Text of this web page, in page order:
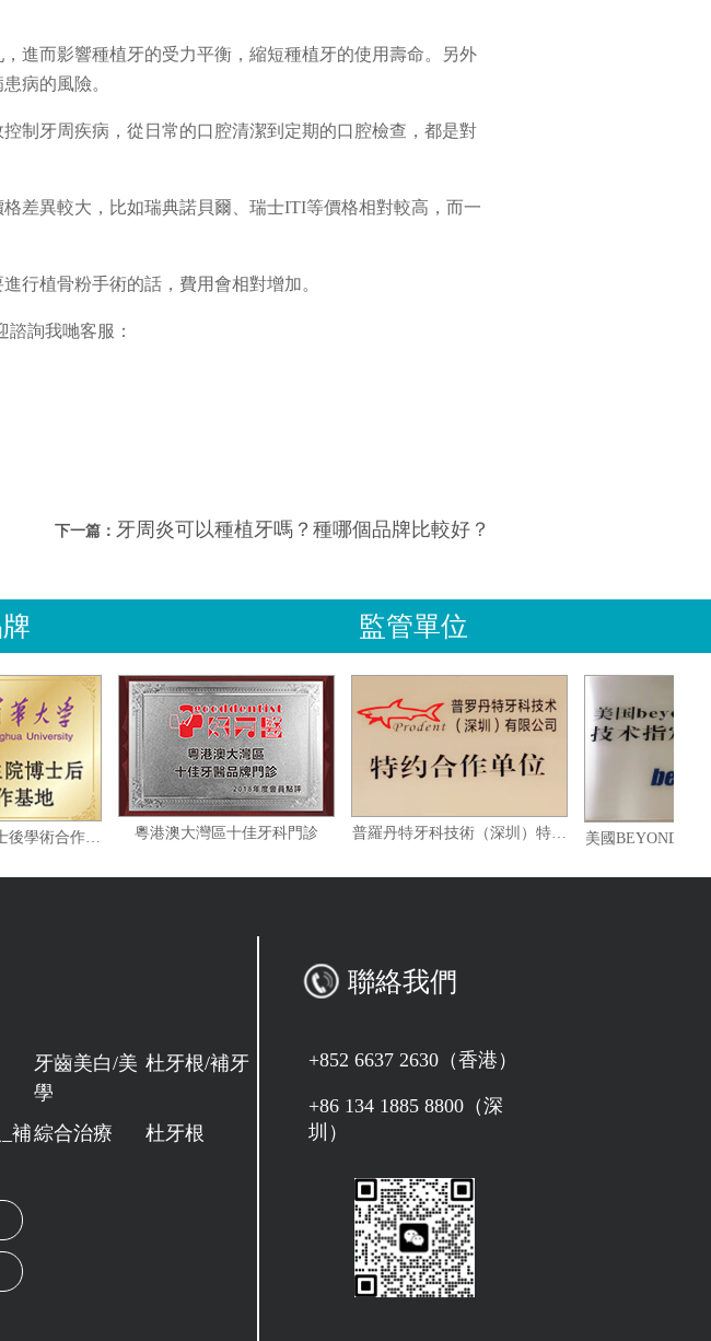
進而影響種植牙的受力平衡，縮短種植牙的使用壽命。另外
病的風險。
制牙周疾病，從日常的口腔清潔到定期的口腔檢查，都是對
差異較大，比如瑞典諾貝爾、瑞士ITI等價格相對較高，而一
行植骨粉手術的話，費用會相對增加。
詢我哋客服：
下一篇： 牙周炎可以種植牙嗎？種哪個品牌比較好？
監管單位
深圳研究生院博士後學術合作基地 粵港澳大灣區十佳牙科門診 普羅丹特牙科技術（深圳）特約合作單位
牙齒美白/美
學
杜牙根/補牙
補綜合治療 杜牙根
聯絡我們
+852 6637 2630（香港）
+86 134 1885 8800（深
圳）